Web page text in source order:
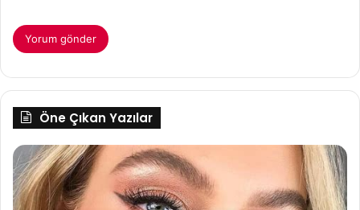
Öne Çıkan Yazılar
Astigmat
Nedir?
Tedavisi
Nasıldır?